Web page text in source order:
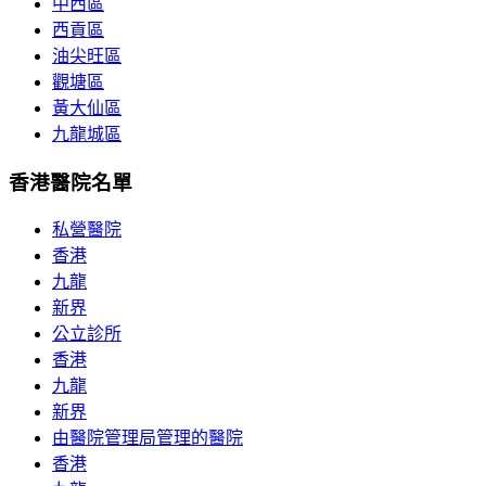
西貢區
油尖旺區
觀塘區
黃大仙區
九龍城區
香港醫院名單
私營醫院
香港
九龍
新界
公立診所
香港
九龍
新界
由醫院管理局管理的醫院
香港